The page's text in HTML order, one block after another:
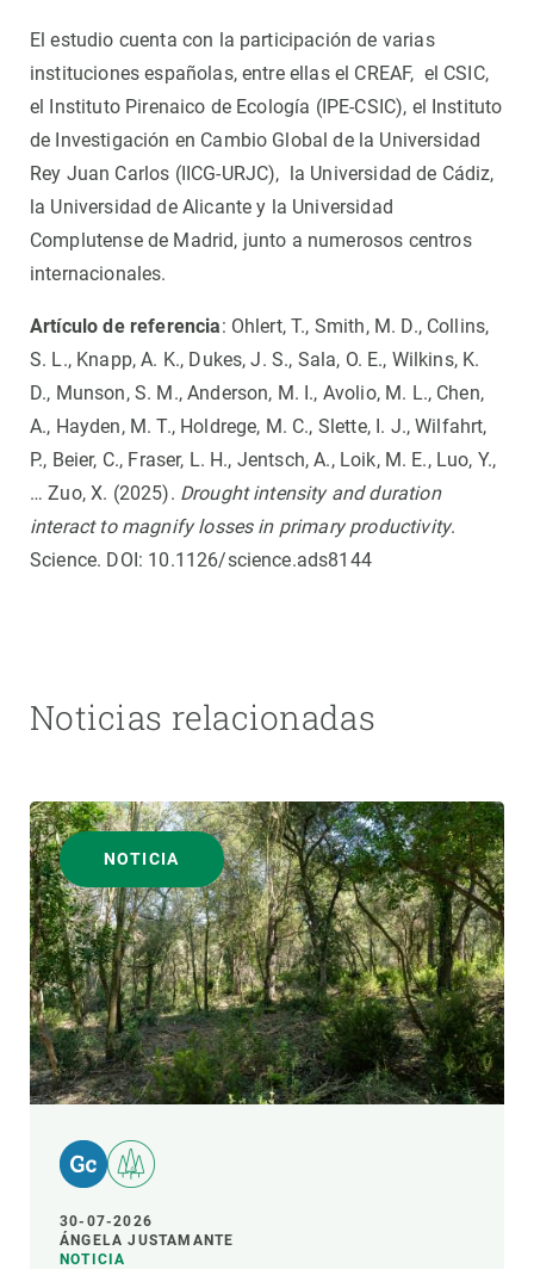
El estudio cuenta con la participación de varias
instituciones españolas, entre ellas el CREAF, el CSIC,
el Instituto Pirenaico de Ecología (IPE-CSIC), el Instituto
de Investigación en Cambio Global de la Universidad
Rey Juan Carlos (IICG-URJC), la Universidad de Cádiz,
la Universidad de Alicante y la Universidad
Complutense de Madrid, junto a numerosos centros
internacionales.
Artículo de referencia: Ohlert, T., Smith, M. D., Collins,
S. L., Knapp, A. K., Dukes, J. S., Sala, O. E., Wilkins, K.
D., Munson, S. M., Anderson, M. I., Avolio, M. L., Chen,
A., Hayden, M. T., Holdrege, M. C., Slette, I. J., Wilfahrt,
P., Beier, C., Fraser, L. H., Jentsch, A., Loik, M. E., Luo, Y.,
… Zuo, X. (2025). Drought intensity and duration
interact to magnify losses in primary productivity.
Science. DOI: 10.1126/science.ads8144
Noticias relacionadas
NOTICIA
30-07-2026
ÁNGELA JUSTAMANTE
NOTICIA